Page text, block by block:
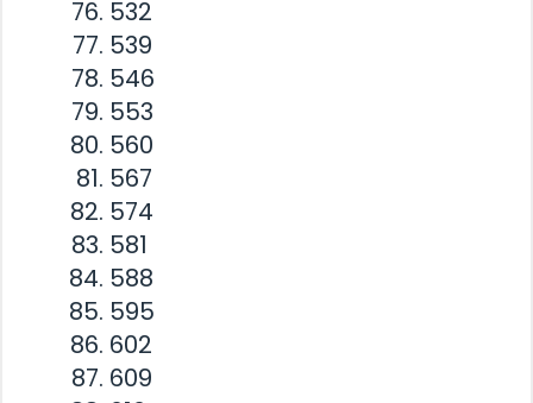
532
539
546
553
560
567
574
581
588
595
602
609